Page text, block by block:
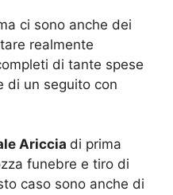
ci sono anche dei
realmente
di tante spese
di un seguito con
Ariccia di prima
funebre e tiro di
caso sono anche di